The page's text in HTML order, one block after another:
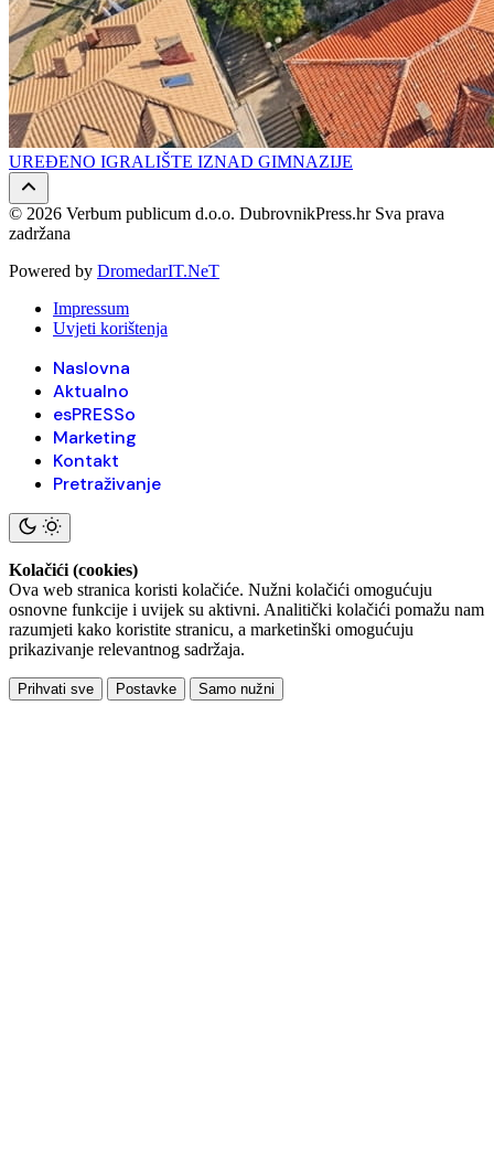
UREĐENO IGRALIŠTE IZNAD GIMNAZIJE
© 2026 Verbum publicum d.o.o. DubrovnikPress.hr Sva prava
zadržana
Powered by DromedarIT.NeT
Impressum
Uvjeti korištenja
Naslovna
Aktualno
esPRESSo
Marketing
Kontakt
Pretraživanje
Kolačići (cookies)
Ova web stranica koristi kolačiće. Nužni kolačići omogućuju
osnovne funkcije i uvijek su aktivni. Analitički kolačići pomažu nam
razumjeti kako koristite stranicu, a marketinški omogućuju
prikazivanje relevantnog sadržaja.
Prihvati sve Postavke Samo nužni